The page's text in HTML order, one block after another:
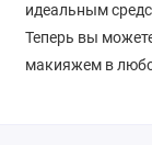
идеальным
Теперь вы
макияжем в